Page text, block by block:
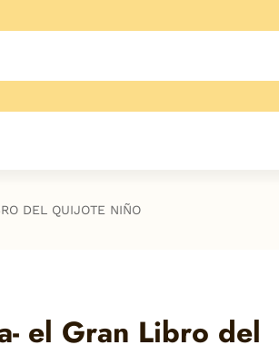
DEL QUIJOTE NIÑO
el Gran Libro del